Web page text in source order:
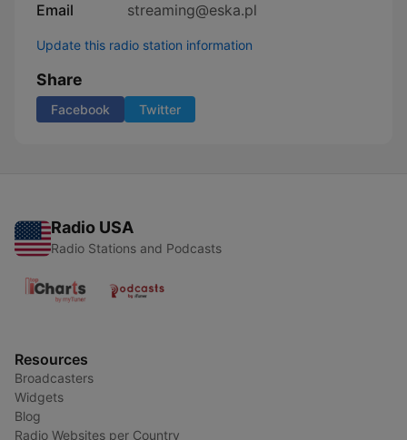
Email
streaming@eska.pl
Update this radio station information
Share
Facebook Twitter
Radio USA
Radio Stations and Podcasts
Resources
Broadcasters
Widgets
Blog
Radio Websites per Country